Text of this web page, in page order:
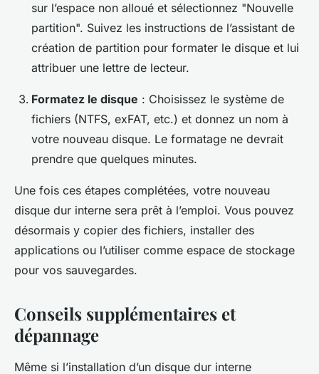
sur l’espace non alloué et sélectionnez "Nouvelle
partition". Suivez les instructions de l’assistant de
création de partition pour formater le disque et lui
attribuer une lettre de lecteur.
Formatez le disque : Choisissez le système de
fichiers (NTFS, exFAT, etc.) et donnez un nom à
votre nouveau disque. Le formatage ne devrait
prendre que quelques minutes.
Une fois ces étapes complétées, votre nouveau
disque dur interne sera prêt à l’emploi. Vous pouvez
désormais y copier des fichiers, installer des
applications ou l’utiliser comme espace de stockage
pour vos sauvegardes.
Conseils supplémentaires et
dépannage
Même si l’installation d’un disque dur interne